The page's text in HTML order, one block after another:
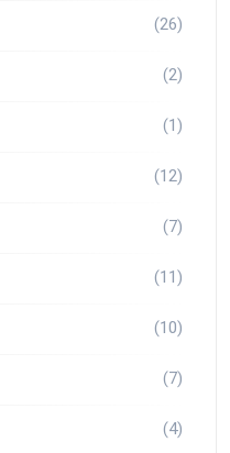
(26)
(2)
(1)
(12)
(7)
(11)
(10)
(7)
(4)